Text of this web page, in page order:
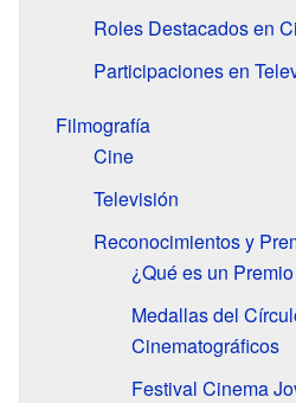
Roles Destacados en
Participaciones en
Filmografía
Cine
Televisión
Reconocimientos y
¿Qué es un
Medallas del
Cinematográficos
Festival Cinema